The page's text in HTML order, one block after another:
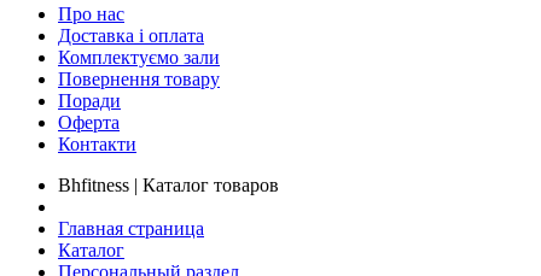
Про нас
Доставка і оплата
Комплектуємо зали
Повернення товару
Поради
Оферта
Контакти
Bhfitness | Каталог товаров
Главная страница
Каталог
Персональный раздел